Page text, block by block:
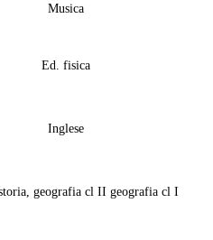
Musica
Ed. fisica
Inglese
geografia cl II geografia cl I